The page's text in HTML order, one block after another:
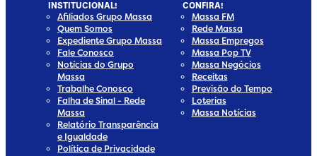
INSTITUCIONAL!
Afiliados Grupo Massa
Quem Somos
Expediente Grupo Massa
Fale Conosco
Notícias do Grupo
Massa
Trabalhe Conosco
Falha de Sinal - Rede
Massa
Relatório Transparência
e Igualdade
Política de Privacidade
CONFIRA!
Massa FM
Rede Massa
Massa Empregos
Massa Pop TV
Massa Negócios
Receitas
Previsão do Tempo
Loterias
Massa Notícias